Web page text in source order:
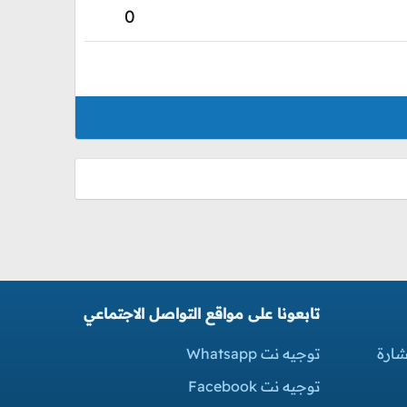
0
تابعونا على مواقع التواصل الاجتماعي
توجيه نت Whatsapp
توجيه نت Facebook